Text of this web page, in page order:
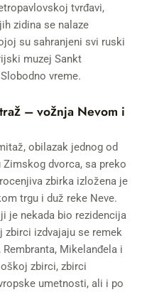
tvrđavi,
zidina se nalaze
su sahranjeni svi ruski
muzej Sankt
vreme.
ž –vožnja Nevom i
obilazak jednog od
Zimskog dvorca, sa preko
zbirka izložena je
trgu i duž reke Neve.
je nekada bio rezidencija
zbirci izdvajaju se remek
Mikelanđela i
zbirci, zbirci
umetnosti, ali i po